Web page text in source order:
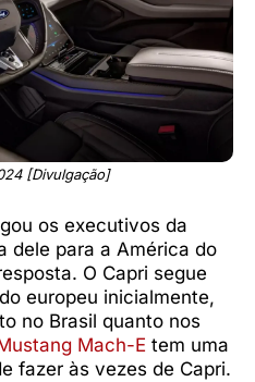
[Divulgação]
os executivos da
dele para a América do
O Capri segue
europeu inicialmente,
no Brasil quanto nos
Mach-E tem uma
fazer às vezes de Capri.